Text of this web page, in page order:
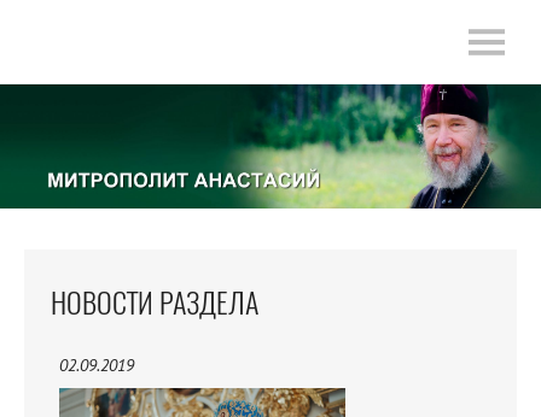
НОВОСТИ РАЗДЕЛА
02.09.2019